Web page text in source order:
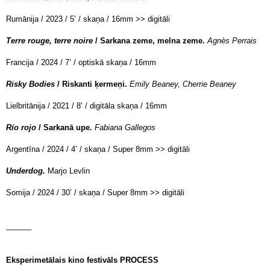
Rumānija / 2023 / 5’ / skaņa / 16mm >> digitāli
Terre rouge, terre noire / Sarkana zeme, melna zeme.Agnès Perrais
Francija / 2024 / 7’ / optiskā skaņa / 16mm
Risky Bodies / Riskanti ķermeņi. Emily Beaney, Cherrie Beaney
Lielbritānija / 2021 / 8’ / digitāla skaņa / 16mm
Río rojo / Sarkanā upe. Fabiana Gallegos
Argentīna / 2024 / 4’ / skaņa / Super 8mm >> digitāli
Underdog. Marjo Levlin
Somija / 2024 / 30’ / skaņa / Super 8mm >> digitāli
Eksperimetālais kino festivāls PROCESS